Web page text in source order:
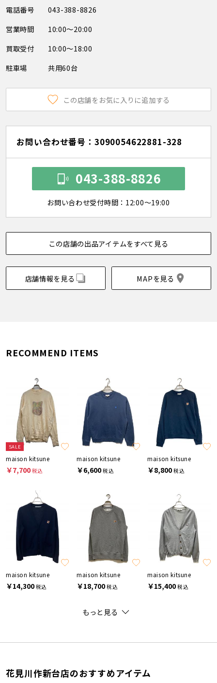
電話番号
043-388-8826
営業時間
10:00～20:00
買取受付
10:00～18:00
駐車場
共用60台
この店舗をお気に入りに追加する
お問い合わせ番号：3090054622881-328
043-388-8826
お問い合わせ受付時間：12:00～19:00
この店舗の出品アイテムをすべて見る
店舗情報を見る MAPを見る
RECOMMEND ITEMS
SALE
maison kitsune
￥7,700税込
maison kitsune
￥6,600税込
maison kitsune
￥8,800税込
maison kitsune
￥14,300税込
maison kitsune
￥18,700税込
maison kitsune
￥15,400税込
もっと見る
花見川作新台店のおすすめアイテム